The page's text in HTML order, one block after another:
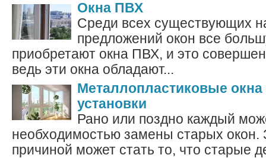
Окна ПВХ
Среди всех существующих
предложений окон все
приобретают окна ПВХ, и это
ведь эти окна обладают...
Металлопластиковые
установки
Рано или поздно каждый
необходимостью замены старых окон.
причиной может стать то, что старые